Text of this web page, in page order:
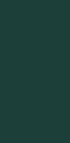
Service
Service
Service
Service